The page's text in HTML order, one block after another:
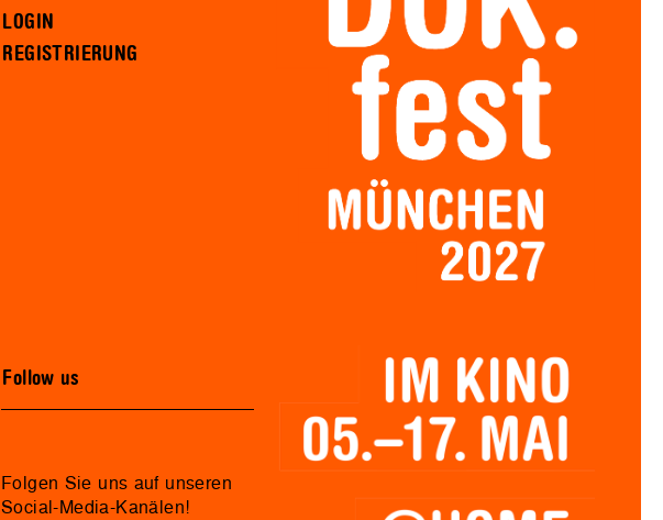
LOGIN
REGISTRIERUNG
Follow us
Folgen Sie uns auf unseren
Social-Media-Kanälen!